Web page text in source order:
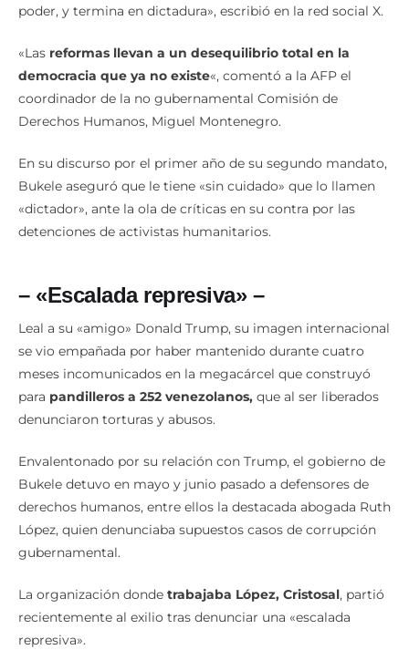
poder, y termina en dictadura», escribió en la red social X.
«Las reformas llevan a un desequilibrio total en la
democracia que ya no existe«, comentó a la AFP el
coordinador de la no gubernamental Comisión de
Derechos Humanos, Miguel Montenegro.
En su discurso por el primer año de su segundo mandato,
Bukele aseguró que le tiene «sin cuidado» que lo llamen
«dictador», ante la ola de críticas en su contra por las
detenciones de activistas humanitarios.
– «Escalada represiva» –
Leal a su «amigo» Donald Trump, su imagen internacional
se vio empañada por haber mantenido durante cuatro
meses incomunicados en la megacárcel que construyó
para pandilleros a 252 venezolanos, que al ser liberados
denunciaron torturas y abusos.
Envalentonado por su relación con Trump, el gobierno de
Bukele detuvo en mayo y junio pasado a defensores de
derechos humanos, entre ellos la destacada abogada Ruth
López, quien denunciaba supuestos casos de corrupción
gubernamental.
La organización donde trabajaba López, Cristosal, partió
recientemente al exilio tras denunciar una «escalada
represiva».